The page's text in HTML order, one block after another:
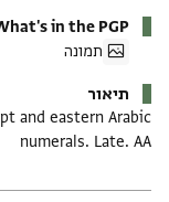
in the PGP
תמונה
תיאור
and eastern Arabic
numerals. Late. AA